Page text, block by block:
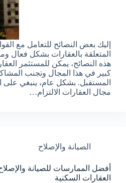
إليك بعض النصائح للتعامل مع
المتعلقة بالعقارات بشكل فعال
هذه النصائح، يمكن للمستثمر
كبير في هذا المجال وتجنب
المستقبل. بشكل عام، ينبغي على
مجال العقارات الالتزام…
الصيانة والإصلاح
أفضل الممارسات للصيانة
العقارات السكنية